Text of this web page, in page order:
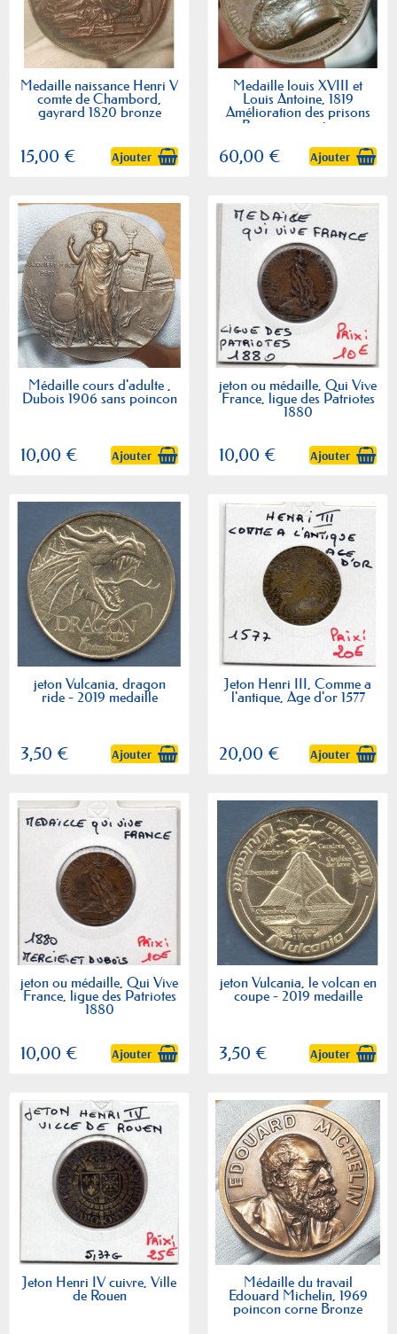
Medaille naissance Henri V
comte de Chambord,
gayrard 1820 bronze
15,00 € Ajouter
Medaille louis XVIII et
Louis Antoine, 1819
Amélioration des prisons
Barre sans poinçon
60,00 € Ajouter
Médaille cours d'adulte ,
Dubois 1906 sans poincon
10,00 € Ajouter
jeton ou médaille, Qui Vive
France, ligue des Patriotes
1880
10,00 € Ajouter
jeton Vulcania, dragon
ride - 2019 medaille
3,50 € Ajouter
Jeton Henri III, Comme a
l'antique, Age d'or 1577
20,00 € Ajouter
jeton ou médaille, Qui Vive
France, ligue des Patriotes
1880
10,00 € Ajouter
jeton Vulcania, le volcan en
coupe - 2019 medaille
3,50 € Ajouter
Jeton Henri IV cuivre, Ville
de Rouen
Médaille du travail
Edouard Michelin, 1969
poincon corne Bronze